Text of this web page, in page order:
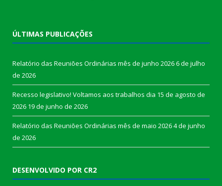
ÚLTIMAS PUBLICAÇÕES
Relatório das Reuniões Ordinárias mês de junho 20266 de julho
de 2026
Recesso legislativo! Voltamos aos trabalhos dia 15 de agosto de
2026 19 de junho de 2026
Relatório das Reuniões Ordinárias mês de maio 20264 de junho
de 2026
DESENVOLVIDO POR CR2